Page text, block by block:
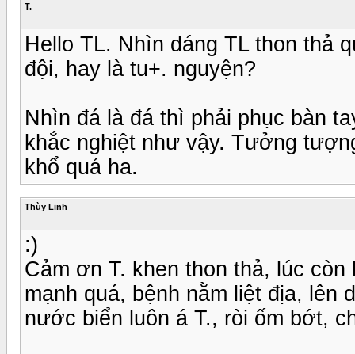
T.
Hello TL. Nhìn dáng TL thon thả
đội, hay là tu+. nguyện?
Nhìn đá là đá thì phải phục bàn
khắc nghiệt như vậy. Tưởng
khổ quá ha.
Thùy Linh
:)
Cảm ơn T. khen thon thả, lúc
mạnh quá, bệnh nằm liệt địa, lên
nước biển luôn á T., ròi ốm bớt,